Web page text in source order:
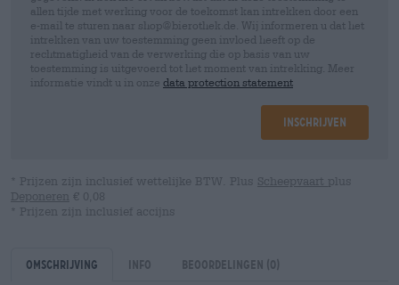
allen tijde met werking voor de toekomst kan intrekken door een
e-mail te sturen naar shop@bierothek.de. Wij informeren u dat het
intrekken van uw toestemming geen invloed heeft op de
rechtmatigheid van de verwerking die op basis van uw
toestemming is uitgevoerd tot het moment van intrekking. Meer
informatie vindt u in onze data protection statement
Inschrijven
* Prijzen zijn inclusief wettelijke BTW. Plus Scheepvaart plus
Deponeren € 0,08
* Prijzen zijn inclusief accijns
Omschrijving Info Beoordelingen (0)